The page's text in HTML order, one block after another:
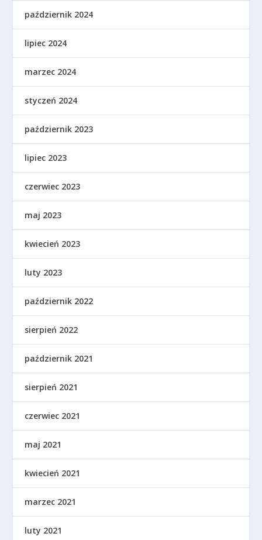
październik 2024
lipiec 2024
marzec 2024
styczeń 2024
październik 2023
lipiec 2023
czerwiec 2023
maj 2023
kwiecień 2023
luty 2023
październik 2022
sierpień 2022
październik 2021
sierpień 2021
czerwiec 2021
maj 2021
kwiecień 2021
marzec 2021
luty 2021